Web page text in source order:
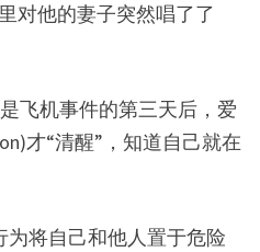
对他的妻子突然唱了了
飞机事件的第三天后，爱
才“清醒”，知道自己就在
将自己和他人置于危险